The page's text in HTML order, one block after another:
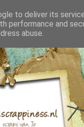
to deliver its
performance and
abuse.